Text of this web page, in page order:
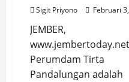
Sigit Priyono Februari
JEMBER,
Perumdam Tirta
Pandalungan adalah